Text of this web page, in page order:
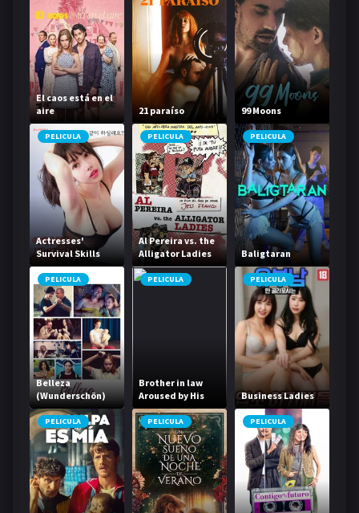
El caos está en el
aire
21 paraíso 99 Moons
PELICULA
Actresses'
Survival Skills
PELICULA
Al Pereira vs. the
Alligator Ladies
PELICULA
Baligtaran
PELICULA
Belleza
(Wunderschön)
PELICULA
Brother in law
Aroused by His
Sister in law
PELICULA
Business Ladies
PELICULA PELICULA PELICULA